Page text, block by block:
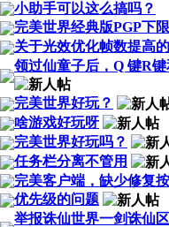
小助手可以这么搞吗？
完美世界经典版PGP下
关于光效优化帧数提高
领过仙童子后，Q 键R
完美世界好玩？
啥游戏好玩呀
完美世界好玩吗？
任务栏分离不管用
完美客户端，缺少修复
优先级的问题
举报诛仙世界一剑诛仙